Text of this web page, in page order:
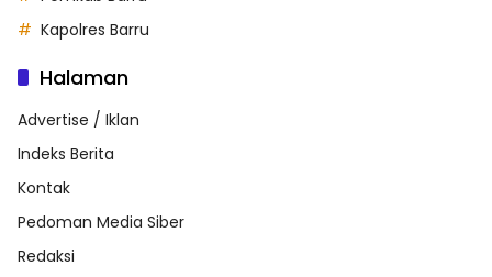
Kapolres Barru
Halaman
Advertise / Iklan
Indeks Berita
Kontak
Pedoman Media Siber
Redaksi